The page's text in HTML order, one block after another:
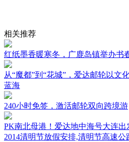
相关推荐
红纸墨香暖寒冬，广鹿岛镇举办书
从“魔都”到“花城”，爱达邮轮以文
蓝海
240小时免签，激活邮轮双向跨境游
PK南北母港！爱达地中海号大连出
2014清明节放假安排,清明节高速